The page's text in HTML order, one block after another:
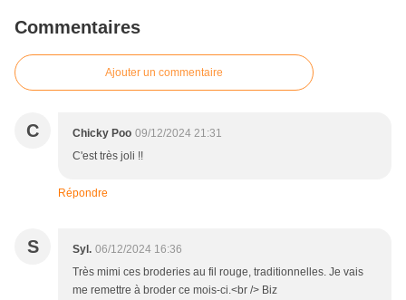
Commentaires
Ajouter un commentaire
C Chicky Poo 09/12/2024 21:31
C'est très joli !!
Répondre
S Syl. 06/12/2024 16:36
Très mimi ces broderies au fil rouge, traditionnelles. Je vais
me remettre à broder ce mois-ci.<br /> Biz